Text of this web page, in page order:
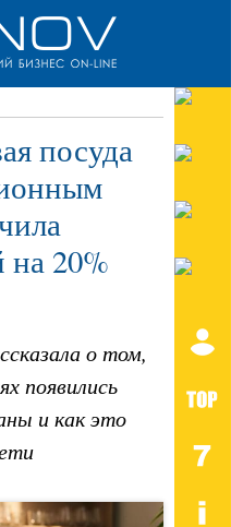
посуда
на 20%
о том,
появились
и как это